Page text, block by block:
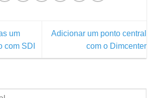
um
com SDI
Adicionar um ponto central
com o Dimcenter